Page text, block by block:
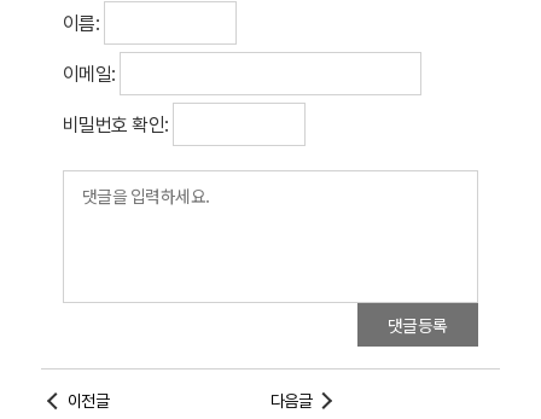
이름:
이메일:
비밀번호 확인:
댓글등록
이전글 다음글